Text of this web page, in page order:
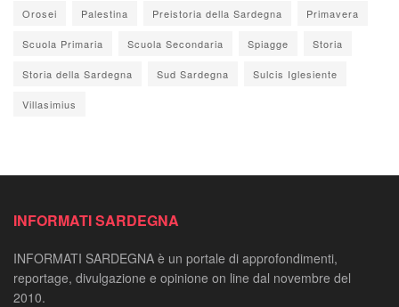
Orosei Palestina Preistoria della Sardegna Primavera
Scuola Primaria Scuola Secondaria Spiagge Storia
Storia della Sardegna Sud Sardegna Sulcis Iglesiente
Villasimius
INFORMATI SARDEGNA
INFORMATI SARDEGNA è un portale di approfondimenti,
reportage, divulgazione e opinione on line dal novembre del
2010.